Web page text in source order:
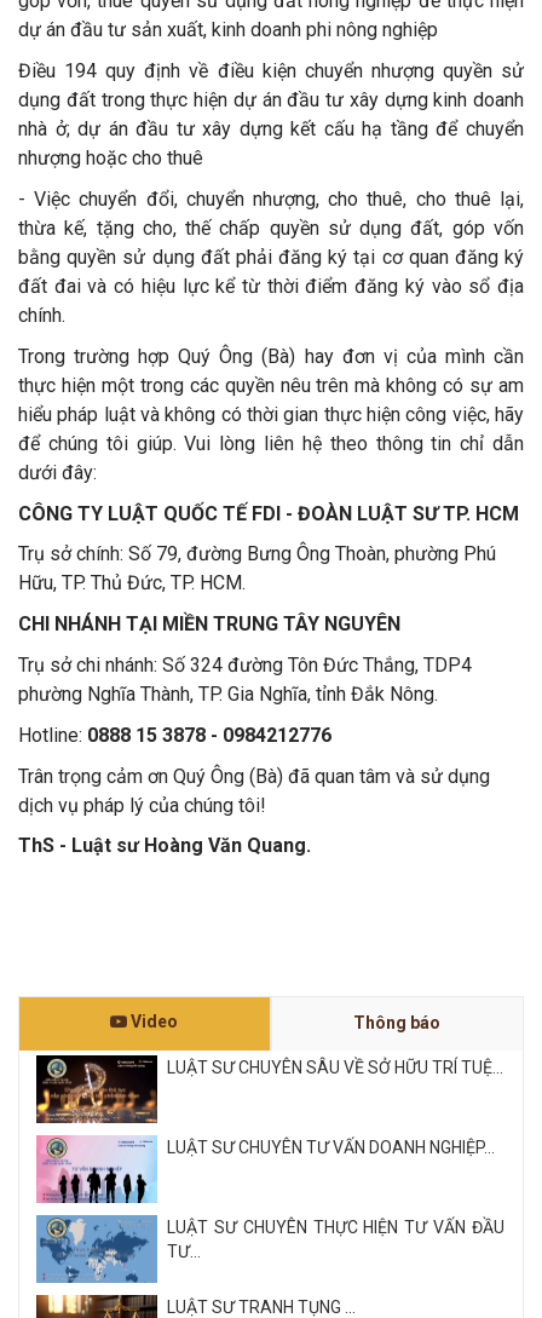
dự án đầu tư sản xuất, kinh doanh phi nông nghiệp
Điều 194 quy định về điều kiện chuyển nhượng quyền sử
dụng đất trong thực hiện dự án đầu tư xây dựng kinh doanh
nhà ở; dự án đầu tư xây dựng kết cấu hạ tầng để chuyển
nhượng hoặc cho thuê
- Việc chuyển đổi, chuyển nhượng, cho thuê, cho thuê lại,
thừa kế, tặng cho, thế chấp quyền sử dụng đất, góp vốn
bằng quyền sử dụng đất phải đăng ký tại cơ quan đăng ký
đất đai và có hiệu lực kể từ thời điểm đăng ký vào sổ địa
chính.
Trong trường hợp Quý Ông (Bà) hay đơn vị của mình cần
thực hiện một trong các quyền nêu trên mà không có sự am
hiểu pháp luật và không có thời gian thực hiện công việc, hãy
để chúng tôi giúp. Vui lòng liên hệ theo thông tin chỉ dẫn
dưới đây:
CÔNG TY LUẬT QUỐC TẾ FDI - ĐOÀN LUẬT SƯ TP. HCM
Trụ sở chính: Số 79, đường Bưng Ông Thoàn, phường Phú
Hữu, TP. Thủ Đức, TP. HCM.
CHI NHÁNH TẠI MIỀN TRUNG TÂY NGUYÊN
Trụ sở chi nhánh: Số 324 đường Tôn Đức Thắng, TDP4
phường Nghĩa Thành, TP. Gia Nghĩa, tỉnh Đắk Nông.
Hotline: 0888 15 3878 - 0984212776
Trân trọng cảm ơn Quý Ông (Bà) đã quan tâm và sử dụng
dịch vụ pháp lý của chúng tôi!
ThS - Luật sư Hoàng Văn Quang.
Video Thông báo
LUẬT SƯ CHUYÊN SÂU VỀ SỞ HỮU TRÍ TUỆ...
LUẬT SƯ CHUYÊN TƯ VẤN DOANH NGHIỆP...
LUẬT SƯ CHUYÊN THỰC HIỆN TƯ VẤN ĐẦU
TƯ...
LUẬT SƯ TRANH TỤNG ...